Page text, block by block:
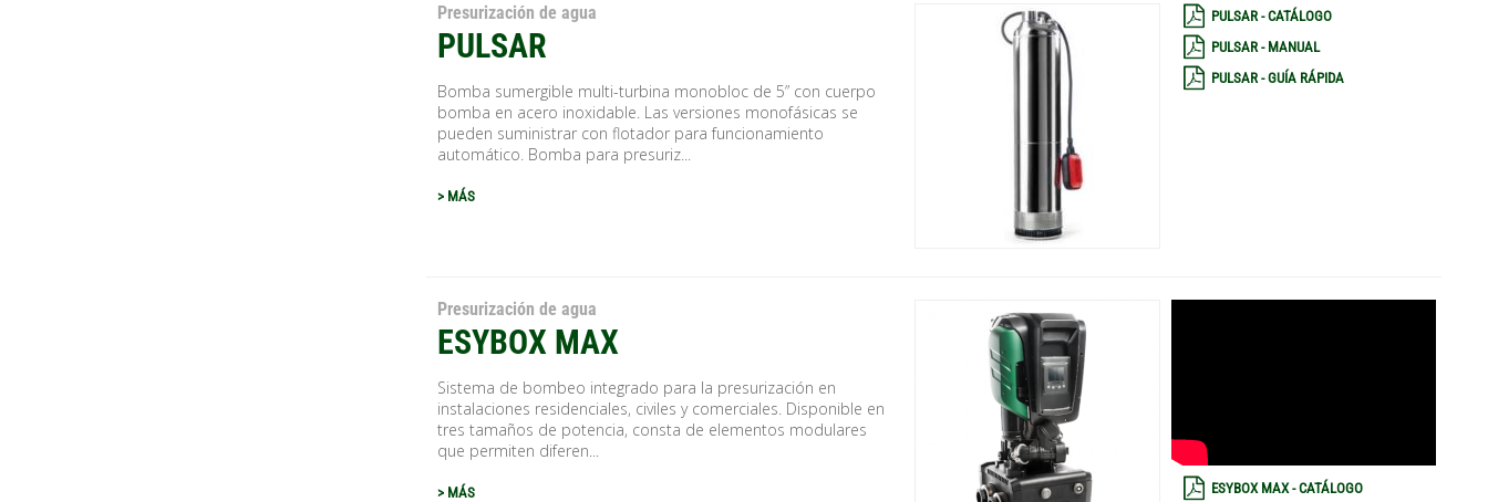
Presurización de agua
PULSAR
Bomba sumergible multi-turbina monobloc de 5” con cuerpo
bomba en acero inoxidable. Las versiones monofásicas se
pueden suministrar con flotador para funcionamiento
automático. Bomba para presuriz...
> MÁS
PULSAR - CATÁLOGO
PULSAR - MANUAL
PULSAR - GUÍA RÁPIDA
Presurización de agua
ESYBOX MAX
Sistema de bombeo integrado para la presurización en
instalaciones residenciales, civiles y comerciales. Disponible en
tres tamaños de potencia, consta de elementos modulares
que permiten diferen...
> MÁS
ESYBOX MAX - CATÁLOGO